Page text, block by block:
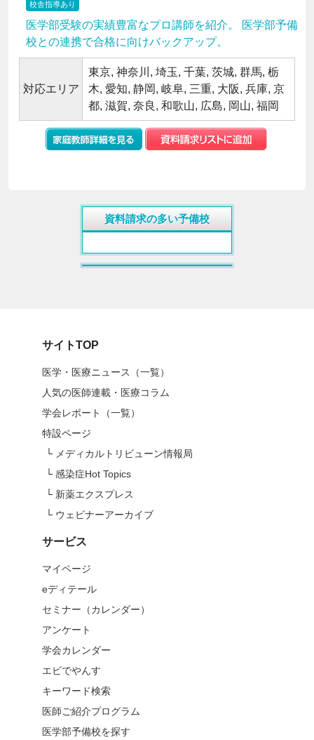
校舎指導あり
医学部受験の実績豊富なプロ講師を紹介。 医学部予備
校との連携で合格に向けバックアップ。
対応エリア
東京, 神奈川, 埼玉, 千葉, 茨城, 群馬, 栃
木, 愛知, 静岡, 岐阜, 三重, 大阪, 兵庫, 京
都, 滋賀, 奈良, 和歌山, 広島, 岡山, 福岡
資料請求の多い予備校
サイトTOP
医学・医療ニュース（一覧）
人気の医師連載・医療コラム
学会レポート（一覧）
特設ページ
└ メディカルトリビューン情報局
└ 感染症Hot Topics
└ 新薬エクスプレス
└ ウェビナーアーカイブ
サービス
マイページ
eディテール
セミナー（カレンダー）
アンケート
学会カレンダー
エビでやんす
キーワード検索
医師ご紹介プログラム
医学部予備校を探す